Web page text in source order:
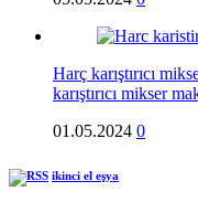
Harç karıştırıcı
karıştırıcı mikser
01.05.2024 0
ikinci el eşya